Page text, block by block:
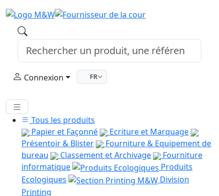
Connexion FR
Tous les produits
Papier et Façonné
Ecriture et Marquage
Présentoir & Blister
Fourniture & Equipement de
bureau
Classement et Archivage
Fourniture
informatique
Produits
Ecologiques
Division
Printing